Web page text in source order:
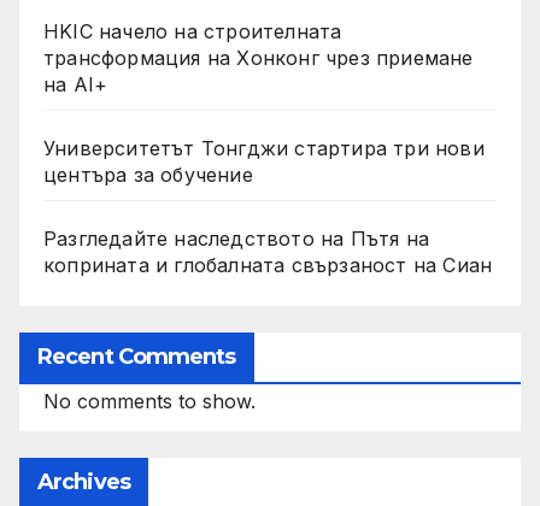
HKIC начело на строителната
трансформация на Хонконг чрез приемане
на AI+
Университетът Тонгджи стартира три нови
центъра за обучение
Разгледайте наследството на Пътя на
коприната и глобалната свързаност на Сиан
Recent Comments
No comments to show.
Archives